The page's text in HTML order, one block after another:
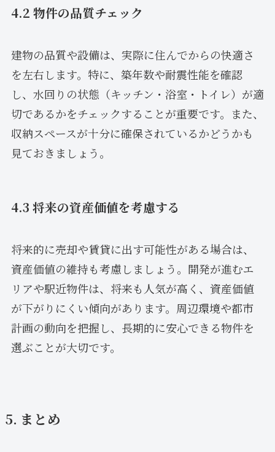
4.2 物件の品質チェック
建物の品質や設備は、実際に住んでからの快適さ
を左右します。特に、築年数や耐震性能を確認
し、水回りの状態（キッチン・浴室・トイレ）が適
切であるかをチェックすることが重要です。また、
収納スペースが十分に確保されているかどうかも
見ておきましょう。
4.3 将来の資産価値を考慮する
将来的に売却や賃貸に出す可能性がある場合は、
資産価値の維持も考慮しましょう。開発が進むエ
リアや駅近物件は、将来も人気が高く、資産価値
が下がりにくい傾向があります。周辺環境や都市
計画の動向を把握し、長期的に安心できる物件を
選ぶことが大切です。
5. まとめ